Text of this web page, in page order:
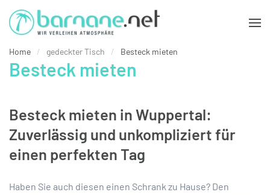
Zum Hauptinhalt springen
Home gedeckter Tisch Besteck mieten
Besteck mieten
Besteck mieten in Wuppertal:
Zuverlässig und unkompliziert für
einen perfekten Tag
Haben Sie auch diesen einen Schrank zu Hause? Den